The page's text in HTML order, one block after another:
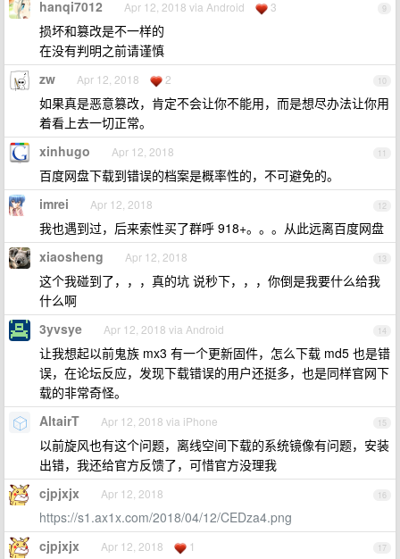
9
hanqi7012 Apr 12, 2018 via Android 3
损坏和篡改是不一样的
在没有判明之前请谨慎
10
zw Apr 12, 2018 2
如果真是恶意篡改，肯定不会让你不能用，而是想尽办法让你用
着看上去一切正常。
11
xinhugo Apr 12, 2018
百度网盘下载到错误的档案是概率性的，不可避免的。
12
imrei Apr 12, 2018
我也遇到过，后来索性买了群呼 918+。。。从此远离百度网盘
13
xiaosheng Apr 12, 2018
这个我碰到了，，，真的坑 说秒下，，，你倒是我要什么给我
什么啊
14
3yvsye Apr 12, 2018 via Android
让我想起以前鬼族 mx3 有一个更新固件，怎么下载 md5 也是错
误，在论坛反应，发现下载错误的用户还挺多，也是同样官网下
载的非常奇怪。
15
AltairT Apr 12, 2018 via iPhone
以前旋风也有这个问题，离线空间下载的系统镜像有问题，安装
出错，我还给官方反馈了，可惜官方没理我
16
cjpjxjx Apr 12, 2018
https://s1.ax1x.com/2018/04/12/CEDza4.png
17
cjpjxjx Apr 12, 2018 1